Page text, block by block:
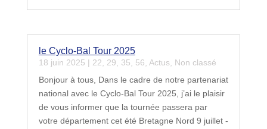
le Cyclo-Bal Tour 2025
18 juin 2025 | 22, 29, 35, 56, Actus, Non classé
Bonjour à tous, Dans le cadre de notre partenariat
national avec le Cyclo-Bal Tour 2025, j’ai le plaisir
de vous informer que la tournée passera par
votre département cet été Bretagne Nord 9 juillet -